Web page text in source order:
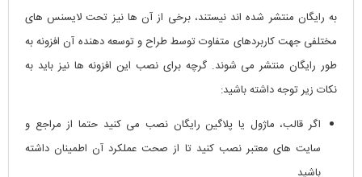
به رایگان منتشر شده اند نیستند، برخی از آن ها نیز تحت لایسنس های
مختلفی جهت کاربردهای متفاوت توسط طراح و توسعه دهنده آن افزونه به
طور رایگان منتشر می شوند. گرچه برای نصب این افزونه ها نیز باید به
نکات زیر توجه داشته باشید:
اگر قالب، ماژول یا پلاگین رایگان نصب می کنید حتما از مراجع و
سایت های معتبر نصب کنید تا از صحت عملکرد آن اطمینان داشته
باشید